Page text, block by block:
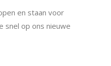
en staan voor
snel op ons nieuwe